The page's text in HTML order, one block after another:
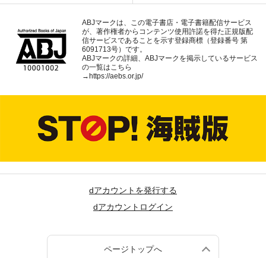
ABJマークは、この電子書店・電子書籍配信サービス
が、著作権者からコンテンツ使用許諾を得た正規版配
信サービスであることを示す登録商標（登録番号 第
6091713号）です。
ABJマークの詳細、ABJマークを掲示しているサービス
の一覧はこちら
→ https://aebs.or.jp/
dアカウントを発行する
dアカウントログイン
ページトップへ